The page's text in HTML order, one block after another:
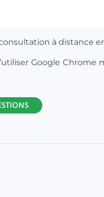
à distance
Google Chrome